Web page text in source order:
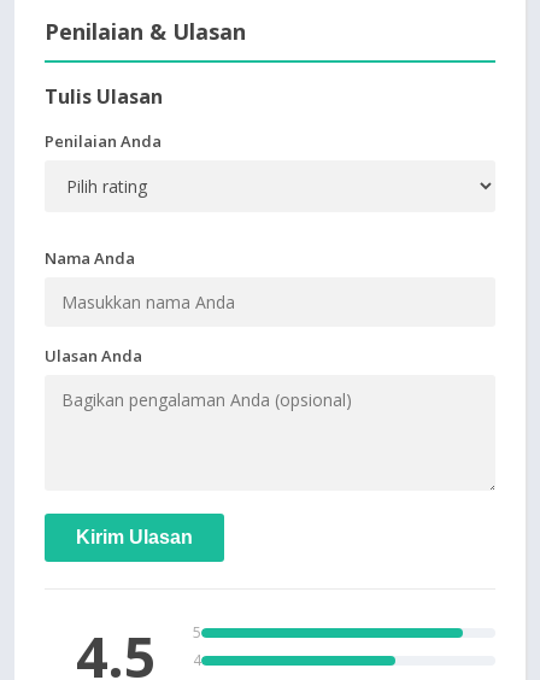
Penilaian & Ulasan
Tulis Ulasan
Penilaian Anda
Nama Anda
Ulasan Anda
Kirim Ulasan
4.5
5
4